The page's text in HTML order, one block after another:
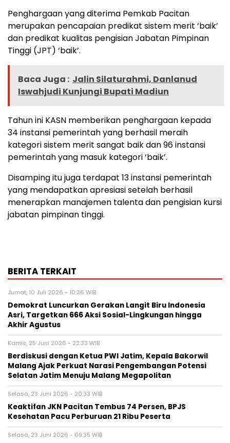
Penghargaan yang diterima Pemkab Pacitan
merupakan pencapaian predikat sistem merit ‘baik’
dan predikat kualitas pengisian Jabatan Pimpinan
Tinggi (JPT) ‘baik’.
Baca Juga : Jalin Silaturahmi, Danlanud
Iswahjudi Kunjungi Bupati Madiun
Tahun ini KASN memberikan penghargaan kepada
34 instansi pemerintah yang berhasil meraih
kategori sistem merit sangat baik dan 96 instansi
pemerintah yang masuk kategori ‘baik’.
Disamping itu juga terdapat 13 instansi pemerintah
yang mendapatkan apresiasi setelah berhasil
menerapkan manajemen talenta dan pengisian kursi
jabatan pimpinan tinggi.
BERITA TERKAIT
Jumat, 10 Juli 2026 - 10:36 WIB
Demokrat Luncurkan Gerakan Langit Biru Indonesia
Asri, Targetkan 666 Aksi Sosial-Lingkungan hingga
Akhir Agustus
Kamis, 25 Juni 2026 - 22:33 WIB
Berdiskusi dengan Ketua PWI Jatim, Kepala Bakorwil
Malang Ajak Perkuat Narasi Pengembangan Potensi
Selatan Jatim Menuju Malang Megapolitan
Selasa, 23 Juni 2026 - 20:33 WIB
Keaktifan JKN Pacitan Tembus 74 Persen, BPJS
Kesehatan Pacu Perburuan 21 Ribu Peserta
Selasa, 23 Juni 2026 - 09:35 WIB